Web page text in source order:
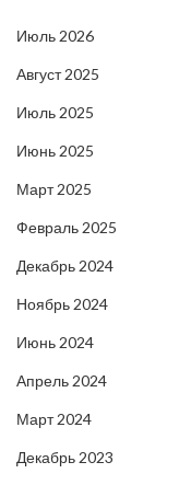
Июль 2026
Август 2025
Июль 2025
Июнь 2025
Март 2025
Февраль 2025
Декабрь 2024
Ноябрь 2024
Июнь 2024
Апрель 2024
Март 2024
Декабрь 2023